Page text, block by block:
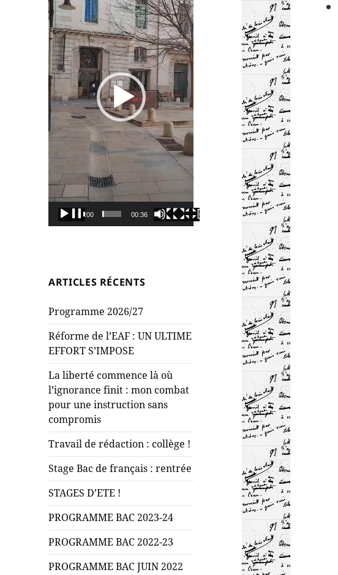
00:00 00:36
ARTICLES RÉCENTS
Programme 2026/27
Réforme de l’EAF : UN ULTIME
EFFORT S’IMPOSE
La liberté commence là où
l’ignorance finit : mon combat
pour une instruction sans
compromis
Travail de rédaction : collège !
Stage Bac de français : rentrée
STAGES D’ETE !
PROGRAMME BAC 2023-24
PROGRAMME BAC 2022-23
PROGRAMME BAC JUIN 2022